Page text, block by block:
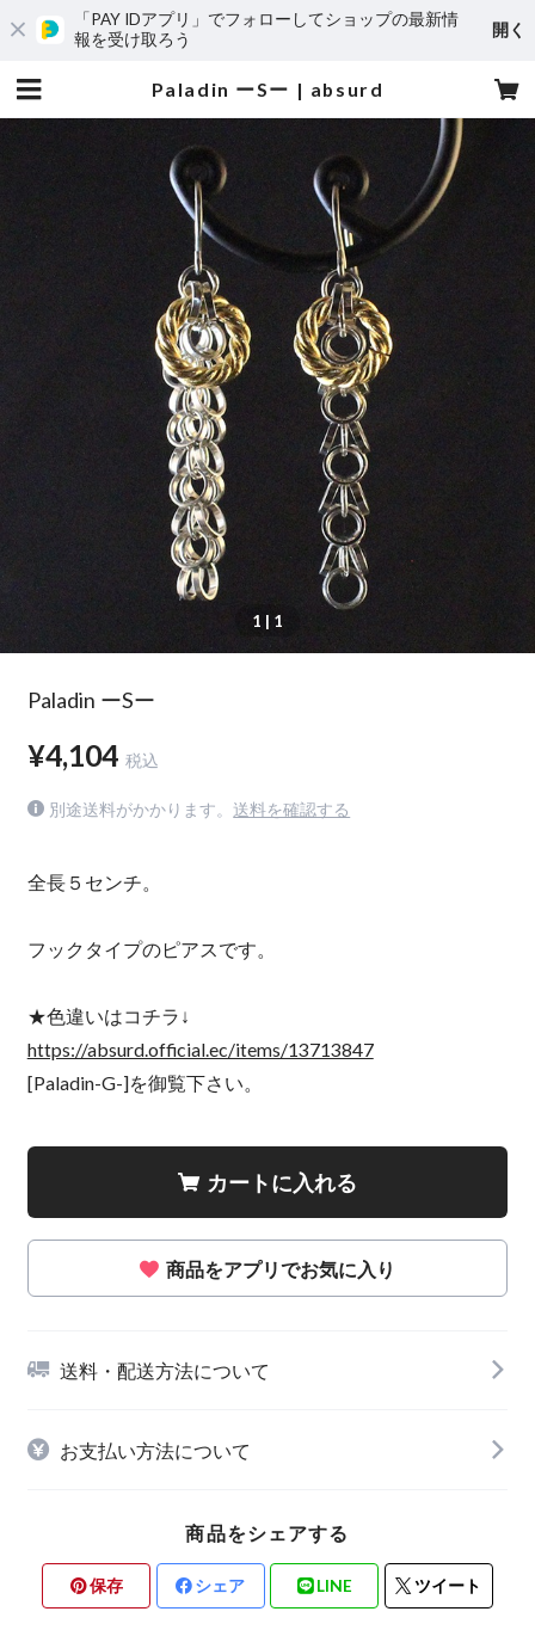
「PAY IDアプリ」でフォローしてショップの最新情
報を受け取ろう
開く
Paladin ーSー | absurd
1 | 1
Paladin ーSー
¥4,104 税込
別途送料がかかります。 送料を確認する
全長５センチ。
フックタイプのピアスです。
★色違いはコチラ↓
https://absurd.official.ec/items/13713847
[Paladin-G-]を御覧下さい。
カートに入れる
商品をアプリでお気に入り
送料・配送方法について
お支払い方法について
商品をシェアする
保存 シェア LINE ツイート